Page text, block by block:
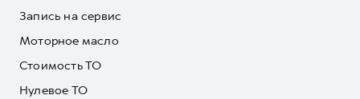
Запись на сервис
Моторное масло
Стоимость ТО
Нулевое ТО